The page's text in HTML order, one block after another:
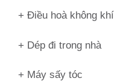
+ Điều hoà không khí
+ Dép đi trong nhà
+ Máy sấy tóc